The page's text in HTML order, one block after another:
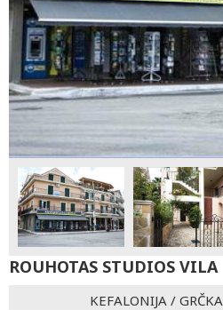
ROUHOTAS STUDIOS VILA
KEFALONIJA / GRČKA